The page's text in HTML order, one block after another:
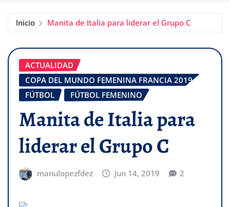
Inicio Manita de Italia para liderar el Grupo C
ACTUALIDAD
COPA DEL MUNDO FEMENINA FRANCIA 2019
FÚTBOL
FÚTBOL FEMENINO
Manita de Italia para
liderar el Grupo C
manulopezfdez Jun 14, 2019 2